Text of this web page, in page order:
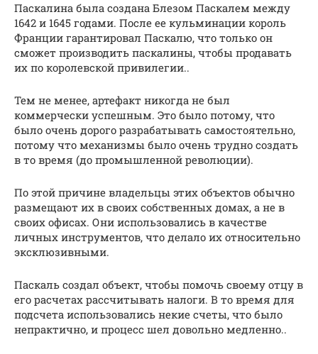
Паскалина была создана Блезом Паскалем между
1642 и 1645 годами. После ее кульминации король
Франции гарантировал Паскалю, что только он
сможет производить паскалины, чтобы продавать
их по королевской привилегии..
Тем не менее, артефакт никогда не был
коммерчески успешным. Это было потому, что
было очень дорого разрабатывать самостоятельно,
потому что механизмы было очень трудно создать
в то время (до промышленной революции).
По этой причине владельцы этих объектов обычно
размещают их в своих собственных домах, а не в
своих офисах. Они использовались в качестве
личных инструментов, что делало их относительно
эксклюзивными.
Паскаль создал объект, чтобы помочь своему отцу в
его расчетах рассчитывать налоги. В то время для
подсчета использовались некие счеты, что было
непрактично, и процесс шел довольно медленно..